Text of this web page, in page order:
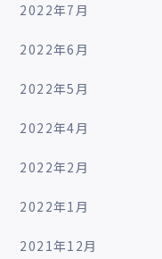
2022年7月
2022年6月
2022年5月
2022年4月
2022年2月
2022年1月
2021年12月